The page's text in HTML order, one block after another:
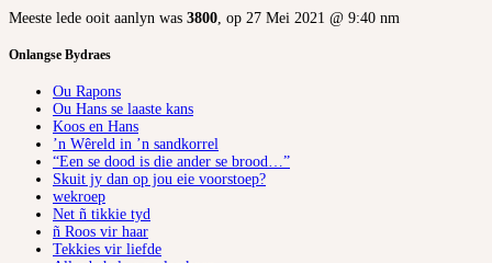
Meeste lede ooit aanlyn was 3800 , op 27 Mei 2021 @ 9:40 nm
Onlangse Bydraes
Ou Rapons
Ou Hans se laaste kans
Koos en Hans
’n Wêreld in ’n sandkorrel
“Een se dood is die ander se brood…”
Skuit jy dan op jou eie voorstoep?
wekroep
Net ñ tikkie tyd
ñ Roos vir haar
Tekkies vir liefde